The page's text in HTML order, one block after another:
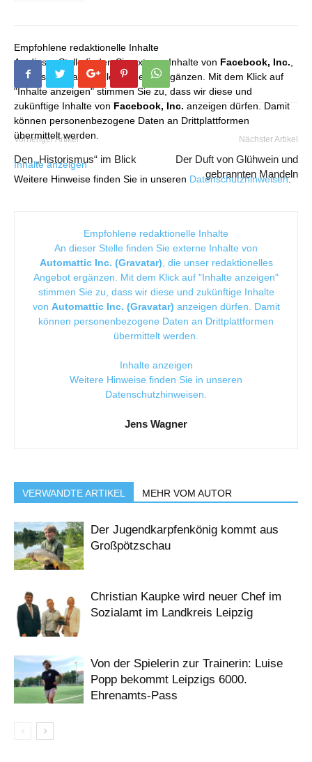
Empfohlene redaktionelle Inhalte
An dieser Stelle finden Sie externe Inhalte von Facebook, Inc.
die unser redaktionelles Angebot ergänzen. Mit dem Klick auf
"Inhalte anzeigen" stimmen Sie zu, dass wir diese und
zukünftige Inhalte von Facebook, Inc. anzeigen dürfen. Damit
können personenbezogene Daten an Drittplattformen
übermittelt werden.
Inhalte anzeigen
Weitere Hinweise finden Sie in unseren Datenschutzhinweisen.
Vorheriger Artikel
Den „Historismus“ im Blick
Nächster Artikel
Der Duft von Glühwein und
gebrannten Mandeln
Empfohlene redaktionelle Inhalte
An dieser Stelle finden Sie externe Inhalte von
Automattic Inc. (Gravatar) , die unser redaktionelles
Angebot ergänzen. Mit dem Klick auf "Inhalte anzeigen"
stimmen Sie zu, dass wir diese und zukünftige Inhalte
von Automattic Inc. (Gravatar) anzeigen dürfen. Damit
können personenbezogene Daten an Drittplattformen
übermittelt werden.
Inhalte anzeigen
Weitere Hinweise finden Sie in unseren
Datenschutzhinweisen
Jens Wagner
VERWANDTE ARTIKEL MEHR VOM AUTOR
Der Jugendkarpfenkönig kommt aus
Großpötzschau
Christian Kaupke wird neuer Chef im
Sozialamt im Landkreis Leipzig
Von der Spielerin zur Trainerin: Luise
Popp bekommt Leipzigs 6000.
Ehrenamts-Pass